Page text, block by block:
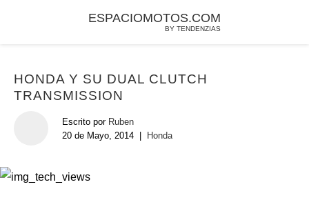
ESPACIOMOTOS.COM
BY TENDENZIAS
HONDA Y SU DUAL CLUTCH
TRANSMISSION
Escrito por Ruben
20 de Mayo, 2014 | Honda